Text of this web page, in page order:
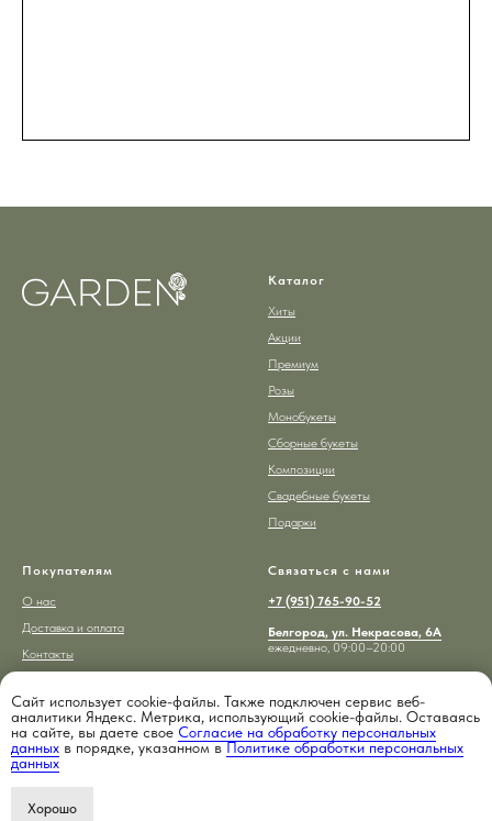
Сайт использует cookie-файлы. Также подключен сервис веб-
аналитики Яндекс. Метрика, использующий cookie-файлы. Оставаясь
на сайте, вы даете свое Согласие на обработку персональных
данных в порядке, указанном вПолитике обработки персональных
данных
Хорошо
Каталог
Хиты
Акции
Премиум
Розы
Монобукеты
Сборные букеты
Композиции
Свадебные букеты
Подарки
Покупателям
О нас
Доставка и оплата
Контакты
Связаться с нами
+7 (951) 765-90-52
Белгород, ул. Некрасова, 6А
ежедневно, 09:00–20:00
ИП Надршин Тимур Фаритович